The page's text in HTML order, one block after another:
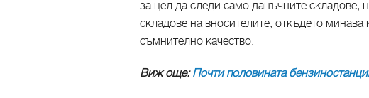
за цел да следи само данъчните складове,
складове на вносителите, откъдето минава
съмнително качество.
Виж още:Почти половината